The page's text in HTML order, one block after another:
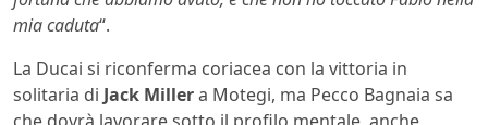
mia caduta“.
La Ducai si riconferma coriacea con la vittoria in
solitaria di Jack Millera Motegi, ma Pecco Bagnaia sa